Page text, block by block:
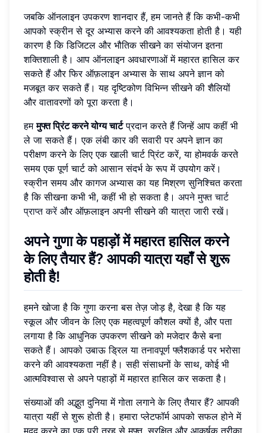
जबकि ऑनलाइन उपकरण शानदार हैं, हम जानते हैं कि कभी-कभी
आपको स्क्रीन से दूर अभ्यास करने की आवश्यकता होती है। यही
कारण है कि डिजिटल और भौतिक सीखने का संयोजन इतना
शक्तिशाली है। आप ऑनलाइन अवधारणाओं में महारत हासिल कर
सकते हैं और फिर ऑफ़लाइन अभ्यास के साथ अपने ज्ञान को
मजबूत कर सकते हैं। यह दृष्टिकोण विभिन्न सीखने की शैलियों
और वातावरणों को पूरा करता है।
हममुफ्त प्रिंट करने योग्य चार्टप्रदान करते हैं जिन्हें आप कहीं भी
ले जा सकते हैं। एक लंबी कार की सवारी पर अपने ज्ञान का
परीक्षण करने के लिए एक खाली चार्ट प्रिंट करें, या होमवर्क करते
समय एक पूर्ण चार्ट को आसान संदर्भ के रूप में उपयोग करें।
स्क्रीन समय और कागज अभ्यास का यह मिश्रण सुनिश्चित करता
है कि सीखना कभी भी, कहीं भी हो सकता है। अपने मुफ्त चार्ट
प्राप्त करेंऔर ऑफ़लाइन अपनी सीखने की यात्रा जारी रखें।
अपनेगुणा के पहाड़ोंमें महारत हासिल करने
के लिए तैयार हैं? आपकी यात्रा यहाँ से शुरू
होती है!
हमने खोजा है कि गुणा करना बस तेज़ जोड़ है, देखा है कि यह
स्कूल और जीवन के लिए एक महत्वपूर्ण कौशल क्यों है, और पता
लगाया है कि आधुनिक उपकरण सीखने को मजेदार कैसे बना
सकते हैं। आपको उबाऊ ड्रिल या तनावपूर्ण फ्लैशकार्ड पर भरोसा
करने की आवश्यकता नहीं है। सही संसाधनों के साथ, कोई भी
आत्मविश्वास से अपने पहाड़ों में महारत हासिल कर सकता है।
संख्याओं की अद्भुत दुनिया में गोता लगाने के लिए तैयार हैं? आपकी
यात्रा यहीं से शुरू होती है। हमारा प्लेटफॉर्म आपको सफल होने में
मदद करने का एक पूरी तरह से मुफ्त, सुरक्षित और आकर्षक तरीका